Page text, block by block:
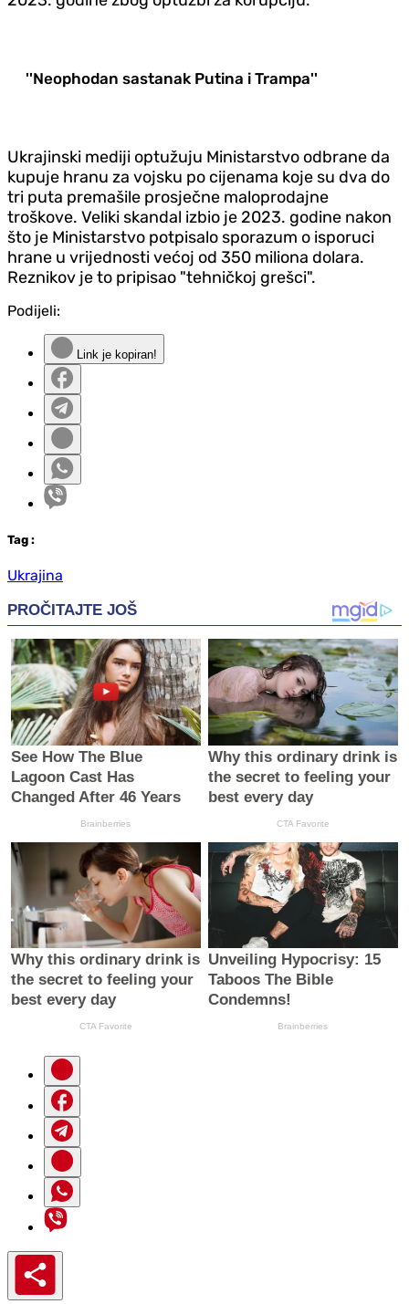
''Neophodan sastanak Putina i Trampa''
Ukrajinski mediji optužuju Ministarstvo odbrane da
kupuje hranu za vojsku po cijenama koje su dva do
tri puta premašile prosječne maloprodajne
troškove. Veliki skandal izbio je 2023. godine nakon
što je Ministarstvo potpisalo sporazum o isporuci
hrane u vrijednosti većoj od 350 miliona dolara.
Reznikov je to pripisao "tehničkoj grešci".
Podijeli:
Link je kopiran!
Tag :
Ukrajina